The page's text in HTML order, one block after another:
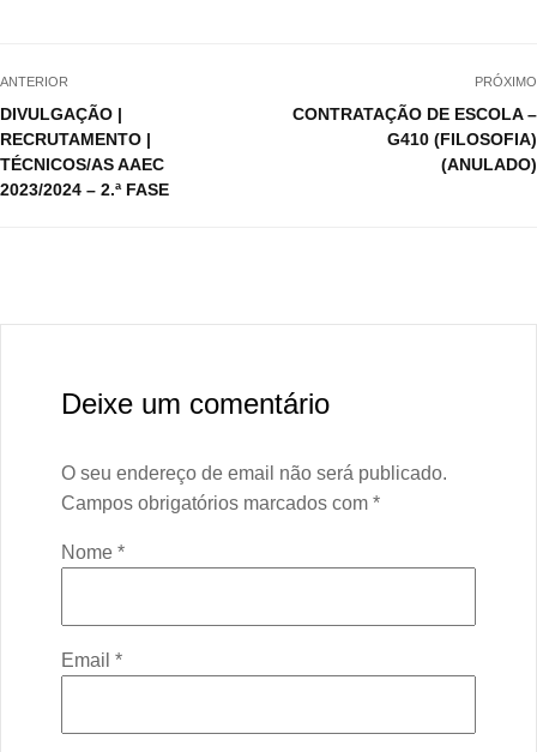
ANTERIOR
DIVULGAÇÃO |
RECRUTAMENTO |
TÉCNICOS/AS AAEC
2023/2024 – 2.ª FASE
PRÓXIMO
CONTRATAÇÃO DE ESCOLA –
G410 (FILOSOFIA)
(ANULADO)
Deixe um comentário
O seu endereço de email não será publicado.
Campos obrigatórios marcados com *
Nome *
Email *